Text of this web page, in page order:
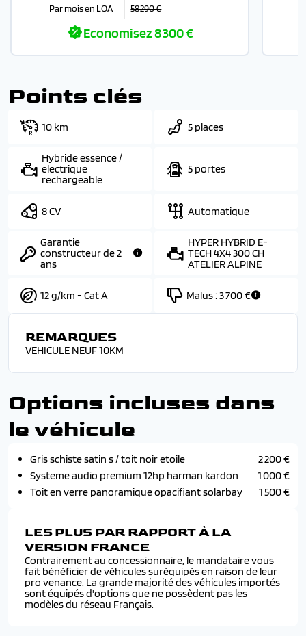
Par mois en LOA 58 290 €
Economisez8 300 €
Points clés
10 km 5 places
Hybride essence /
electrique
rechargeable
5 portes
8 CV Automatique
Garantie
constructeur de 2
ans
HYPER HYBRID E-
TECH 4X4 300 CH
ATELIER ALPINE
12 g/km - Cat A Malus :3 700 €
REMARQUES
VEHICULE NEUF 10KM
Options incluses dans
le véhicule
Gris schiste satin s / toit noir etoile
2 200 €
Systeme audio premium 12hp harman kardon
1 000 €
Toit en verre panoramique opacifiant solarbay
1 500 €
LES PLUS PAR RAPPORT À LA
VERSION FRANCE
Contrairement au concessionnaire, le mandataire vous
fait bénéficier de véhicules suréquipés en raison de leur
pro venance. La grande majorité des véhicules importés
sont équipés d'options que ne possèdent pas les
modèles du réseau Français.